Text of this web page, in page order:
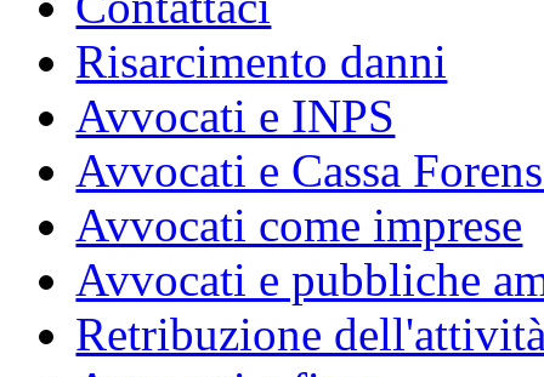
Risarcimento danni
Avvocati e INPS
Avvocati e Cassa
Avvocati come imprese
Avvocati e pubbliche
Retribuzione